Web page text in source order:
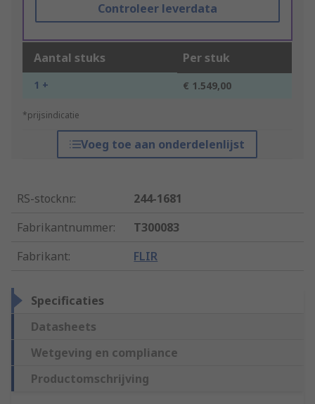
Controleer leverdata
Aantal stuks Per stuk
1 + € 1.549,00
*prijsindicatie
Voeg toe aan onderdelenlijst
RS-stocknr.:
244-1681
Fabrikantnummer:
T300083
Fabrikant: FLIR
Specificaties
Datasheets
Wetgeving en compliance
Productomschrijving